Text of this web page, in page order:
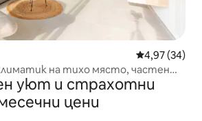
Средна
4,97 (34)
на тихо място, частен
уют и страхотни
цени